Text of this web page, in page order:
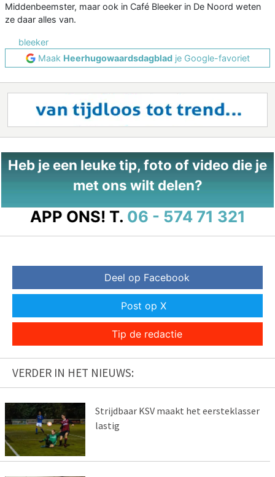
Middenbeemster, maar ook in Café Bleeker in De Noord weten
ze daar alles van.
bleeker
Maak Heerhugowaardsdagbladje Google-favoriet
Heb je een leuke tip, foto of video die je
met ons wilt delen?
APP ONS! T. 06 - 574 71 321
Deel op Facebook
Post op X
Tip de redactie
VERDER IN HET NIEUWS:
Strijdbaar KSV maakt het eersteklasser
lastig